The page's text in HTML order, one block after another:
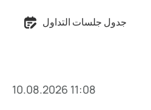
جدول جلسات التداول
10.08.2026 11:08